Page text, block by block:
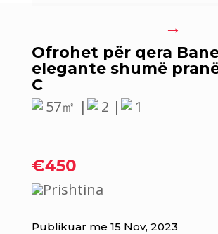
→
Ofrohet për qera
elegante shumë
C
57㎡ |
2 | 1
€450
Prishtina
Publikuar me 15 Nov, 2023